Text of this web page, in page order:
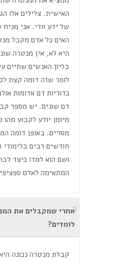
האישית. צלילים אלו
של ידע וודי. אני
האים כל אדם מקבל
בליון האנשים שחיים
לומר שזה דומה קצת
דם שונים. יש מספר
מיומן יודע לקבוע
מסויים. באופן דומה
חודשים רבים
ושם הוא למדו כיצד
המתאימה לאדם
אחרי שמקבלים את
לומדים?
קבלת מנטרה נכונה